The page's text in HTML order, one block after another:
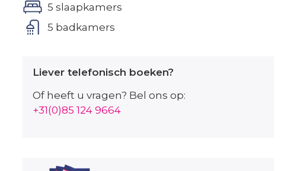
5 slaapkamers
5 badkamers
Liever telefonisch boeken?
Of heeft u vragen? Bel ons op:
+31(0)85 124 9664